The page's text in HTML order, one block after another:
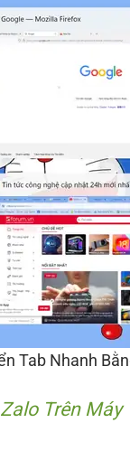
Tab Nhanh
Trên Máy